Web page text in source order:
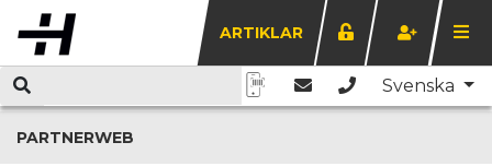
ARTIKLAR
Svenska
PARTNERWEB